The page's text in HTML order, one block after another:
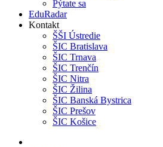
Pýtate sa
EduRadar
Kontakt
ŠŠI Ústredie
ŠIC Bratislava
ŠIC Trnava
ŠIC Trenčín
ŠIC Nitra
ŠIC Žilina
ŠIC Banská Bystrica
ŠIC Prešov
ŠIC Košice